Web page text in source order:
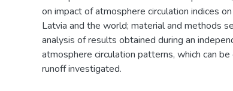
on impact of atmosphere circulation indices
Latvia and the world; material and methods
analysis of results obtained during an
atmosphere circulation patterns, which can
runoff investigated.